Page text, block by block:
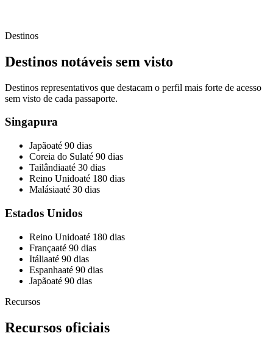
Destinos
Destinos notáveis sem visto
Destinos representativos que destacam o perfil mais forte de acesso
sem visto de cada passaporte.
Singapura
Japãoaté 90 dias
Coreia do Sulaté 90 dias
Tailândiaaté 30 dias
Reino Unidoaté 180 dias
Malásiaaté 30 dias
Estados Unidos
Reino Unidoaté 180 dias
Françaaté 90 dias
Itáliaaté 90 dias
Espanhaaté 90 dias
Japãoaté 90 dias
Recursos
Recursos oficiais